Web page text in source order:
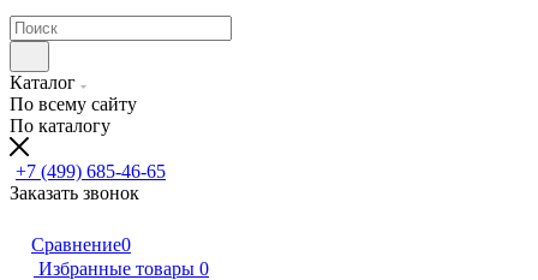
Каталог
По всему сайту
По каталогу
+7 (499) 685-46-65
Заказать звонок
Сравнение0
Избранные товары 0